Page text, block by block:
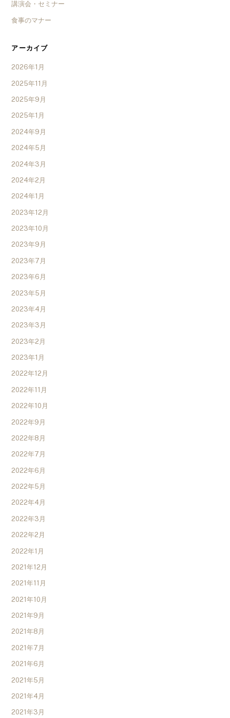
講演会・セミナー
食事のマナー
アーカイブ
2026年1月
2025年11月
2025年9月
2025年1月
2024年9月
2024年5月
2024年3月
2024年2月
2024年1月
2023年12月
2023年10月
2023年9月
2023年7月
2023年6月
2023年5月
2023年4月
2023年3月
2023年2月
2023年1月
2022年12月
2022年11月
2022年10月
2022年9月
2022年8月
2022年7月
2022年6月
2022年5月
2022年4月
2022年3月
2022年2月
2022年1月
2021年12月
2021年11月
2021年10月
2021年9月
2021年8月
2021年7月
2021年6月
2021年5月
2021年4月
2021年3月